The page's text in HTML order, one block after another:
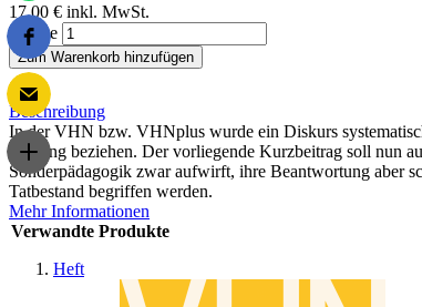
17,00 € inkl. MwSt.
Menge
Zum Warenkorb hinzufügen
Beschreibung
In der VHN bzw. VHNplus wurde ein Diskurs
Stellung beziehen. Der vorliegende Kurzbeitrag soll nun
Sonderpädagogik zwar aufwirft, ihre Beantwortung aber
Tatbestand begriffen werden.
Mehr Informationen
Verwandte Produkte
Heft